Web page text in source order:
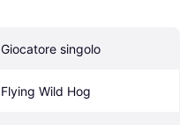
Giocatore singolo
Flying Wild Hog